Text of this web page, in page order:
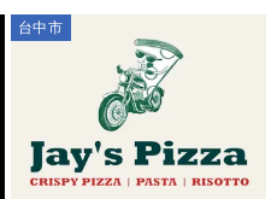
台中市